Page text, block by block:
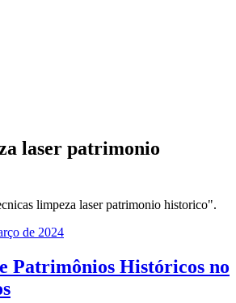
laser patrimonio
limpeza laser patrimonio historico".
de 2024
Patrimônios Históricos no